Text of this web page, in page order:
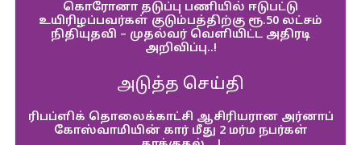
கொரோனா தடுப்பு பணியில் ஈடுபட்டு
உயிரிழப்பவர்கள் குடும்பத்திற்கு ரூ.50 லட்சம்
நிதியுதவி​ – முதல்வர் வெளியிட்ட அதிரடி
அறிவிப்பு..!
அடுத்த செய்தி
ரிபப்ளிக் தொலைக்காட்சி ஆசிரியரான அர்னாப்
கோஸ்வாமியின் கார் மீது 2 மர்ம நபர்கள்